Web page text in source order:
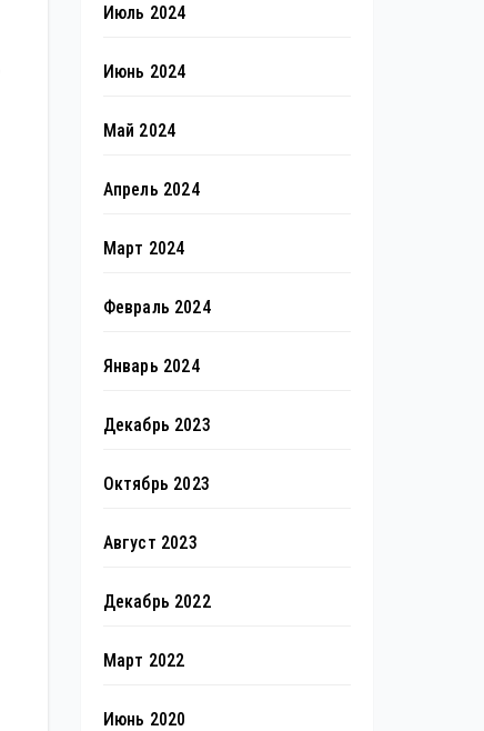
Июль 2024
Июнь 2024
Май 2024
Апрель 2024
Март 2024
Февраль 2024
Январь 2024
Декабрь 2023
Октябрь 2023
Август 2023
Декабрь 2022
Март 2022
Июнь 2020